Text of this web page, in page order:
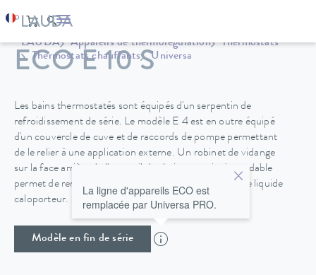
LAUDA Appareils de thermorégulation
Thermostats
Thermostats chauffants
Universa
ECO E 10 S
Les bains thermostatés sont équipés d'un serpentin de
refroidissement de série. Le modèle E 4 est en outre équipé
d'un couvercle de cuve et de raccords de pompe permettant
de le relier à une application externe. Un robinet de vidange
sur la face arrière de l'appareil des bains en acier inoxydable
permet de remplacer facilement et en toute sécurité le liquide
caloporteur.
Modèle en fin de série
La ligne d'appareils ECO est
remplacée par Universa PRO.